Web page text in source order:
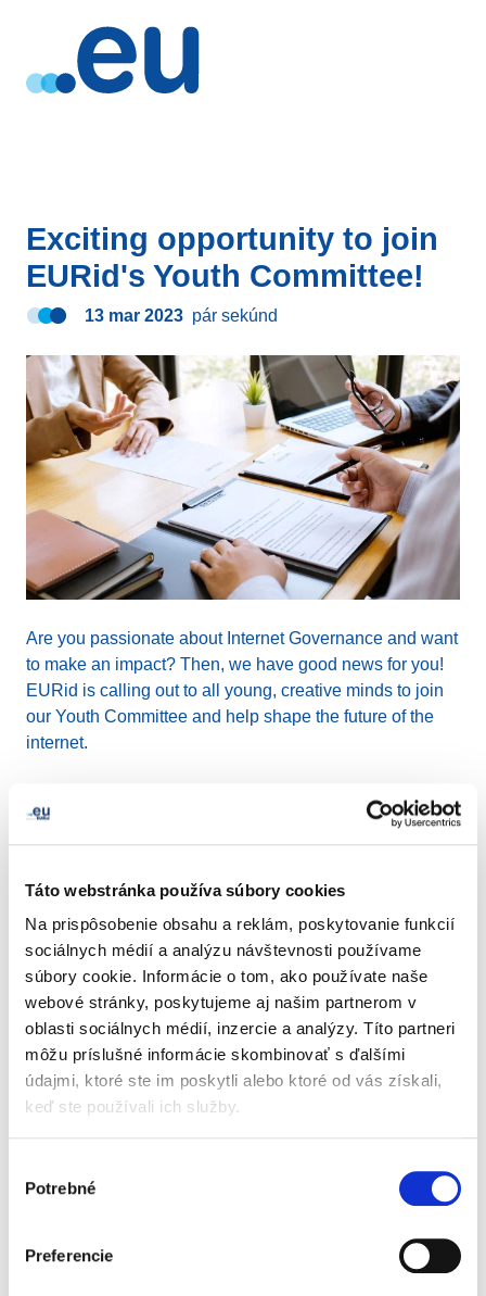
Táto webstránka používa súbory cookies
Na prispôsobenie obsahu a reklám, poskytovanie funkcií
sociálnych médií a analýzu návštevnosti používame
súbory cookie. Informácie o tom, ako používate naše
webové stránky, poskytujeme aj našim partnerom v
oblasti sociálnych médií, inzercie a analýzy. Títo partneri
môžu príslušné informácie skombinovať s ďalšími
údajmi, ktoré ste im poskytli alebo ktoré od vás získali,
keď ste používali ich služby.
súhlasu
Potrebné
Preferencie
Exciting opportunity to join
EURid's Youth Committee!
13 mar 2023 pár sekúnd
Are you passionate about Internet Governance and want
to make an impact? Then, we have good news for you!
EURid is calling out to all young, creative minds to join
our Youth Committee and help shape the future of the
internet.
Established in 2020, the Youth Committee is a dynamic
group of individuals who bring fresh ideas and energy to
on the lookout for three new members to join our team
and contribute to our mission of creating a better online
world.
As a member of the Youth Committee, you will have the
chance to develop valuable insights into EURid’s
activities. To apply, simply fill in the form available on
eurid.eu by 28 March 2023
two-year term, which can be renewed once. This is an
excellent opportunity to gain valuable experience, meet